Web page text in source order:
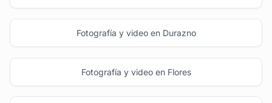
Fotografía y video en Durazno
Fotografía y video en Flores